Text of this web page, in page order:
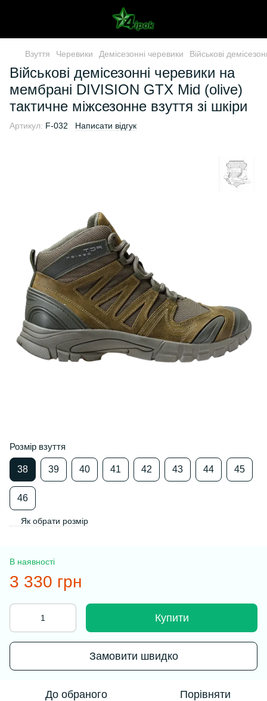
Взуття Черевики Демісезонні черевики Військові
Військові демісезонні черевики на
мембрані DIVISION GTX Mid (olive)
тактичне міжсезонне взуття зі шкіри
Артикул: F-032 Написати відгук
Розмір взуття
38 39 40 41 42 43 44 45
46
Як обрати розмір
В наявності
3 330 грн
Купити
Замовити швидко
До обраного Порівняти